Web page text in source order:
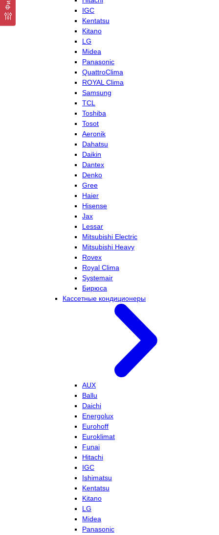
IGC
Kentatsu
Kitano
LG
Midea
Panasonic
QuattroClima
ROYAL Clima
Samsung
TCL
Toshiba
Tosot
Aeronik
Dahatsu
Daikin
Dantex
Denko
Gree
Haier
Hisense
Jax
Lessar
Mitsubishi Electric
Mitsubishi Heavy
Rovex
Royal Clima
Systemair
Бирюса
Кассетные кондиционеры
AUX
Ballu
Daichi
Energolux
Eurohoff
Euroklimat
Funai
Hitachi
IGC
Ishimatsu
Kentatsu
Kitano
LG
Midea
Panasonic